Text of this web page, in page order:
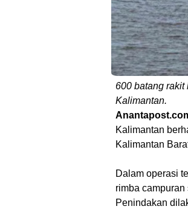
600 batang
Kalimantan.
Kalimantan
Kalimantan
Dalam operasi
rimba
Penindakan